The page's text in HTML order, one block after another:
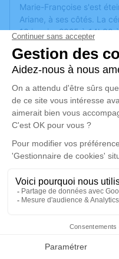
Faire-part
Marie-Françoise s'est
Ariane, à ses côtés. La
10 janvier 2025 à 14h30
Sébastien 108 avenue
Pornichet. 16h
Pornichet.
Cet espace privé est
ou le souvenir d’un
Un service de plantation
vendredi 10
Église Saint
108 avenue de St